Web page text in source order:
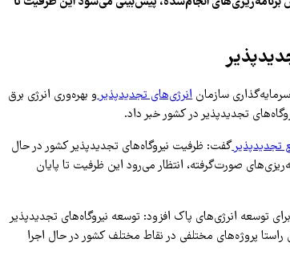
سازمانانرژی‌های تجدیدپذیرو بهره‌وری انرژی برق
تجدیدپذیر در کشور خبر داد.
تجدیدپذیرگفت: ظرفیت نیروگاه‌های تجدیدپذیر کشور در حال
برنامه‌ریزی‌های صورت‌گرفته، انتظار می‌رود این ظرفیت تا پایان
توسعه انرژی‌های پاک افزود: توسعه نیروگاه‌های تجدیدپذیر
پروژه‌های مختلفی در نقاط مختلف کشور در حال اجرا